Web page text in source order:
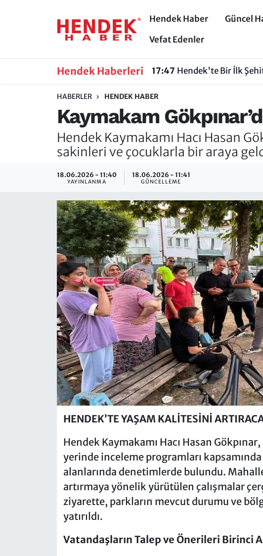
Hendek Haber Güncel
Vefat Edenler
Hendek Haberleri 17:47 Hendek'te Bir İlk
HABERLER HENDEK HABER
Kaymakam
Hendek Kaymakamı Hacı Hasan
sakinleri ve çocuklarla bir araya
18.06.2026 - 11:40
YAYINLANMA
18.06.2026 - 11:41
GÜNCELLEME
HENDEK’TE YAŞAM KALİTESİNİ
Hendek Kaymakamı Hacı Hasan
yerinde inceleme programları
alanlarında denetimlerde bulundu.
artırmaya yönelik yürütülen çalışmalar
ziyarette, parkların mevcut durumu ve
yatırıldı.
Vatandaşların Talep ve Önerileri Birinci
Hendek Haber
Nöbetçi Eczaneler
Hendek Haber
Sakarya
Hakkında
İletişim
Sakarya Nöbetçi Eczaneler
Süper Lig Puan Durumu ve Fikstür
Tüm Manşetler